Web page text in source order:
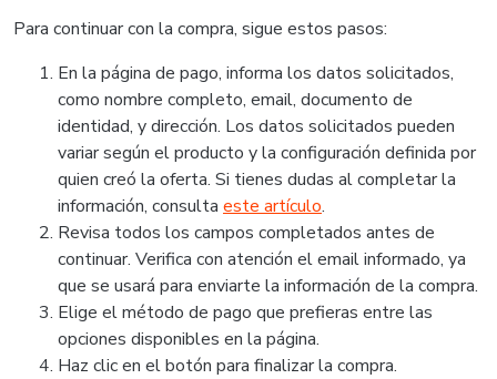
Para continuar con la compra, sigue estos pasos:
En la página de pago, informa los datos solicitados,
como nombre completo, email, documento de
identidad, y dirección. Los datos solicitados pueden
variar según el producto y la configuración definida por
quien creó la oferta. Si tienes dudas al completar la
información, consulta este artículo.
Revisa todos los campos completados antes de
continuar. Verifica con atención el email informado, ya
que se usará para enviarte la información de la compra.
Elige el método de pago que prefieras entre las
opciones disponibles en la página.
Haz clic en el botón para finalizar la compra.